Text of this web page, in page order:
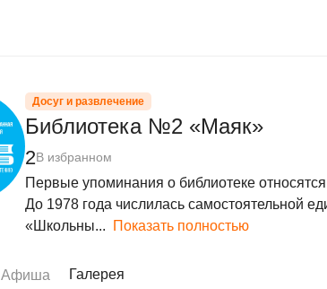
Досуг и развлечение
Библиотека №2 «Маяк»
2В избранном
Первые упоминания о библиотеке
До 1978 года числилась самостоятельной
«Школьны... Показать полностью
Афиша Галерея